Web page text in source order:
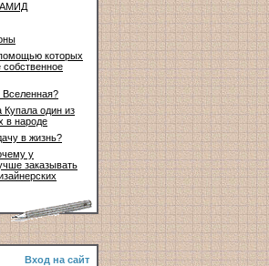
которых
Вселенная?
Купала один из
в народе
в жизнь?
у
заказывать
Вход на сайт